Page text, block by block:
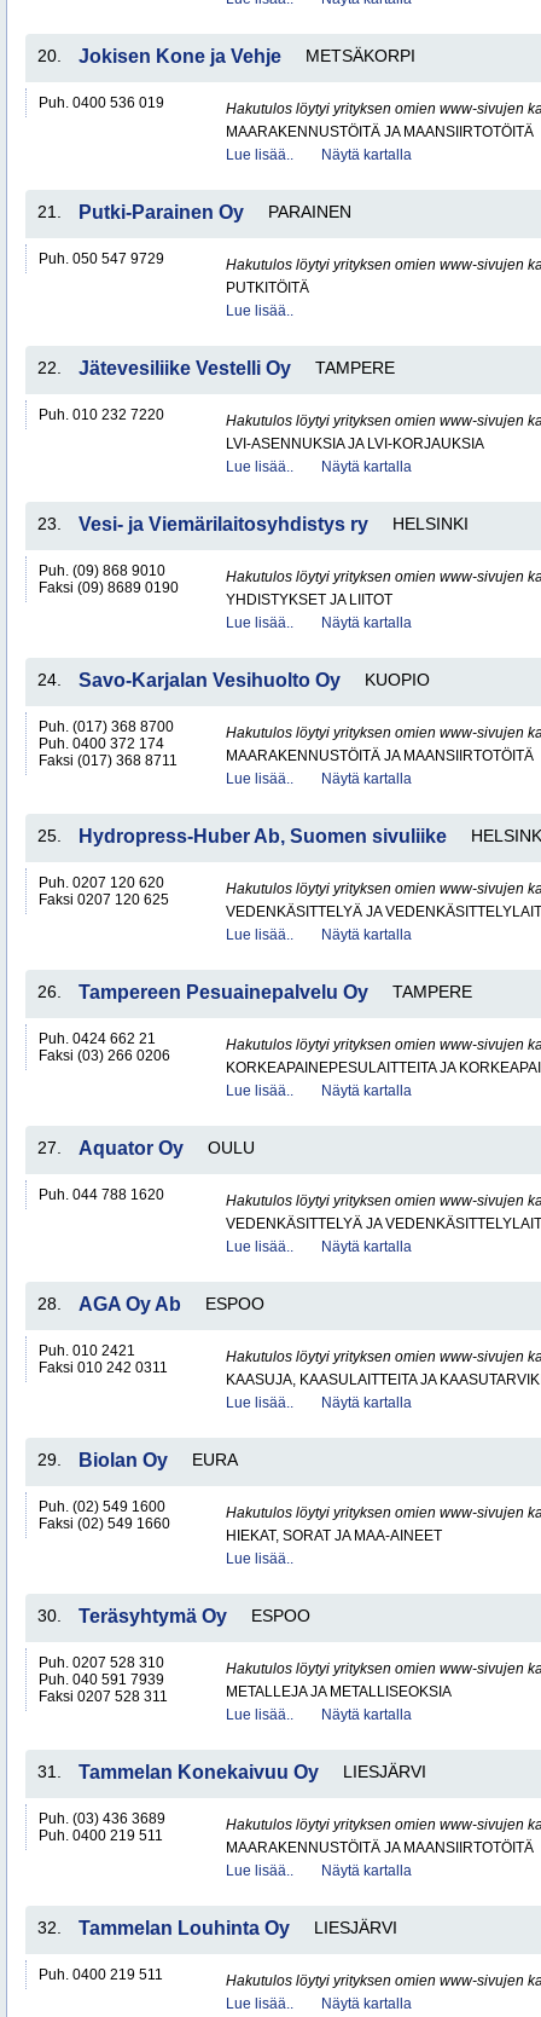
20. Jokisen Kone ja Vehje METSÄKORPI
Puh. 0400 536 019
Hakutulos löytyi yrityksen omien www-sivujen
MAARAKENNUSTÖITÄ JA MAANSIIRTOTÖITÄ
Lue lisää..
Näytä kartalla
21. Putki-Parainen Oy PARAINEN
Puh. 050 547 9729
Hakutulos löytyi yrityksen omien www-sivujen
PUTKITÖITÄ
Lue lisää..
22. Jätevesiliike Vestelli Oy TAMPERE
Puh. 010 232 7220
Hakutulos löytyi yrityksen omien www-sivujen
LVI-ASENNUKSIA JA LVI-KORJAUKSIA
Lue lisää..
Näytä kartalla
23. Vesi- ja Viemärilaitosyhdistys ry HELSINKI
Puh. (09) 868 9010
Faksi (09) 8689 0190
Hakutulos löytyi yrityksen omien www-sivujen
YHDISTYKSET JA LIITOT
Lue lisää..
Näytä kartalla
24. Savo-Karjalan Vesihuolto Oy KUOPIO
Puh. (017) 368 8700
Puh. 0400 372 174
Faksi (017) 368 8711
Hakutulos löytyi yrityksen omien www-sivujen
MAARAKENNUSTÖITÄ JA MAANSIIRTOTÖITÄ
Lue lisää..
Näytä kartalla
25. Hydropress-Huber Ab, Suomen sivuliike
Puh. 0207 120 620
Faksi 0207 120 625
Hakutulos löytyi yrityksen omien www-sivujen
VEDENKÄSITTELYÄ JA
Lue lisää..
Näytä kartalla
26. Tampereen Pesuainepalvelu Oy TAMPERE
Puh. 0424 662 21
Faksi (03) 266 0206
Hakutulos löytyi yrityksen omien www-sivujen
KORKEAPAINEPESULAITTEITA JA
Lue lisää..
Näytä kartalla
27. Aquator Oy OULU
Puh. 044 788 1620
Hakutulos löytyi yrityksen omien www-sivujen
VEDENKÄSITTELYÄ JA
Lue lisää..
Näytä kartalla
28. AGA Oy Ab ESPOO
Puh. 010 2421
Faksi 010 242 0311
Hakutulos löytyi yrityksen omien www-sivujen
KAASUJA, KAASULAITTEITA JA
Lue lisää..
Näytä kartalla
29. Biolan Oy EURA
Puh. (02) 549 1600
Faksi (02) 549 1660
Hakutulos löytyi yrityksen omien www-sivujen
HIEKAT, SORAT JA MAA-AINEET
Lue lisää..
30. Teräsyhtymä Oy ESPOO
Puh. 0207 528 310
Puh. 040 591 7939
Faksi 0207 528 311
Hakutulos löytyi yrityksen omien www-sivujen
METALLEJA JA METALLISEOKSIA
Lue lisää..
Näytä kartalla
31. Tammelan Konekaivuu Oy LIESJÄRVI
Puh. (03) 436 3689
Puh. 0400 219 511
Hakutulos löytyi yrityksen omien www-sivujen
MAARAKENNUSTÖITÄ JA MAANSIIRTOTÖITÄ
Lue lisää..
Näytä kartalla
32. Tammelan Louhinta Oy LIESJÄRVI
Puh. 0400 219 511
Hakutulos löytyi yrityksen omien www-sivujen
Lue lisää..
Näytä kartalla